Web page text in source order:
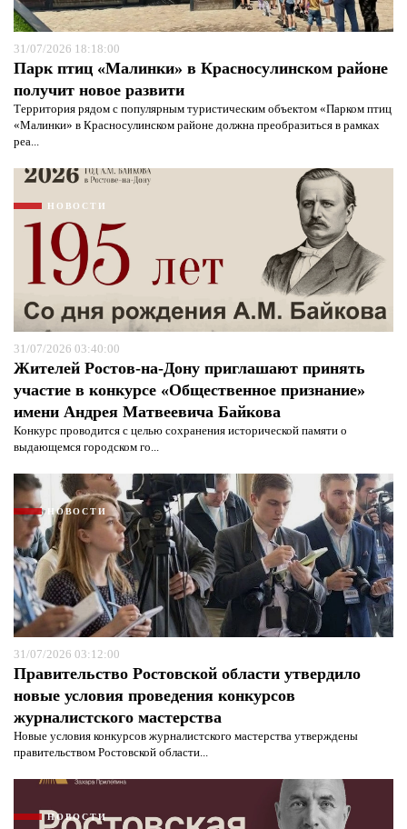
31/07/2026 18:18:00
Парк птиц «Малинки» в Красносулинском районе
получит новое развити
Территория рядом с популярным туристическим объектом «Парком птиц
«Малинки» в Красносулинском районе должна преобразиться в рамках
реа...
НОВОСТИ
31/07/2026 03:40:00
Жителей Ростов-на-Дону приглашают принять
участие в конкурсе «Общественное признание»
имени Андрея Матвеевича Байкова
Конкурс проводится с целью сохранения исторической памяти о
выдающемся городском го...
НОВОСТИ
31/07/2026 03:12:00
Правительство Ростовской области утвердило
новые условия проведения конкурсов
журналистского мастерства
Новые условия конкурсов журналистского мастерства утверждены
правительством Ростовской области...
НОВОСТИ
Я согласен с
защиты информации*
Я согласен сполитикой конфиденциальности и
защиты информации*